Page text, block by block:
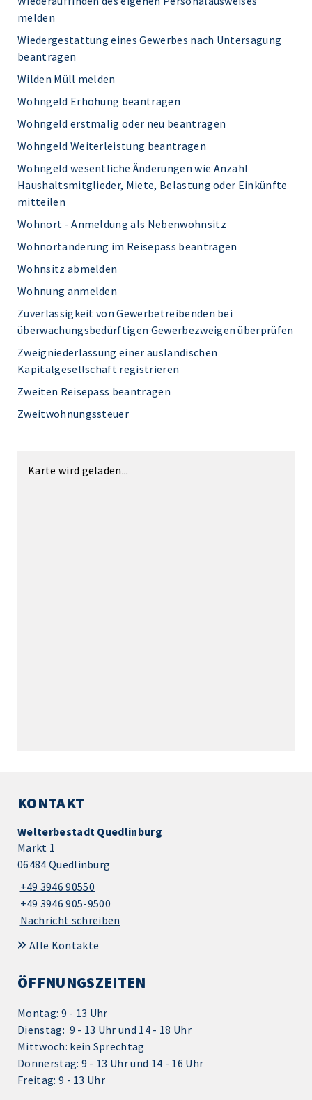
melden
Wiedergestattung eines Gewerbes nach Untersagung
beantragen
Wilden Müll melden
Wohngeld Erhöhung beantragen
Wohngeld erstmalig oder neu beantragen
Wohngeld Weiterleistung beantragen
Wohngeld wesentliche Änderungen wie Anzahl
Haushaltsmitglieder, Miete, Belastung oder Einkünfte
mitteilen
Wohnort - Anmeldung als Nebenwohnsitz
Wohnortänderung im Reisepass beantragen
Wohnsitz abmelden
Wohnung anmelden
Zuverlässigkeit von Gewerbetreibenden bei
überwachungsbedürftigen Gewerbezweigen überprüfen
Zweigniederlassung einer ausländischen
Kapitalgesellschaft registrieren
Zweiten Reisepass beantragen
Zweitwohnungssteuer
Karte wird geladen...
KONTAKT
Welterbestadt Quedlinburg
Markt 1
06484 Quedlinburg
+49 3946 90550
+49 3946 905-9500
Nachricht schreiben
Alle Kontakte
ÖFFNUNGSZEITEN
Montag: 9 - 13 Uhr
Dienstag: 9 - 13 Uhr und 14 - 18 Uhr
Mittwoch: kein Sprechtag
Donnerstag: 9 - 13 Uhr und 14 - 16 Uhr
Freitag: 9 - 13 Uhr